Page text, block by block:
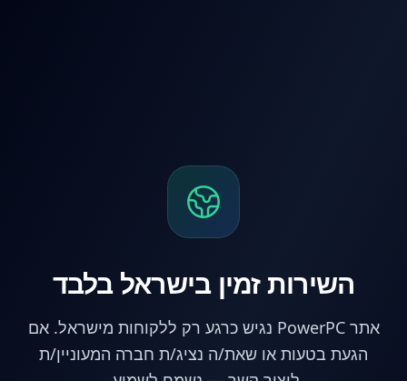
השירות זמין בישראל בלבד
אתר PowerPC נגיש כרגע רק ללקוחות מישראל. אם
הגעת בטעות או שאת/ה נציג/ת חברה המעוניין/ת